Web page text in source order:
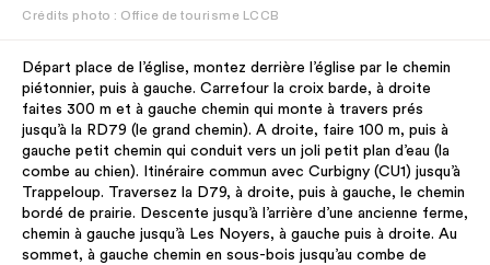
Crédits photo : Office de tourisme LCCB
Départ place de l’église, montez derrière l’église par le chemin
piétonnier, puis à gauche. Carrefour la croix barde, à droite
faites 300 m et à gauche chemin qui monte à travers prés
jusqu’à la RD79 (le grand chemin). A droite, faire 100 m, puis à
gauche petit chemin qui conduit vers un joli petit plan d’eau (la
combe au chien). Itinéraire commun avec Curbigny (CU1) jusqu’à
Trappeloup. Traversez la D79, à droite, puis à gauche, le chemin
bordé de prairie. Descente jusqu’à l’arrière d’une ancienne ferme,
chemin à gauche jusqu’à Les Noyers, à gauche puis à droite. Au
sommet, à gauche chemin en sous-bois jusqu’au combe de